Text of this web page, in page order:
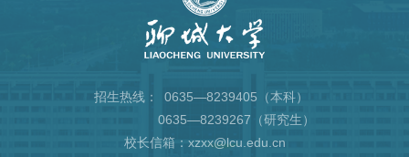
招生热线：
0635—8239405（本科）
0635—8239267（研究生）
校长信箱：xzxx@lcu.edu.cn